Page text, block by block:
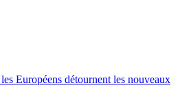
Européens détournent les nouveaux